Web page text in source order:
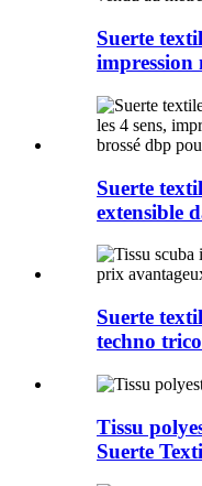
Suerte
impression
Suerte
extensible
Suerte
techno
Tissu
Suerte